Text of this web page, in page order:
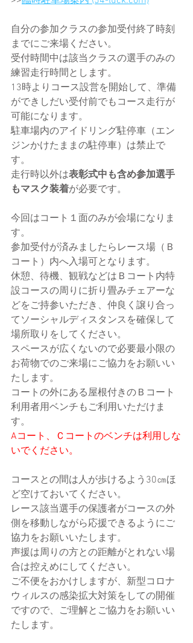
自分の参加クラスの参加受付終了時刻
までにご来場ください。
受付時間中は該当クラスの選手のみの
練習走行時間とします。
13時よりコース設営を開始して、準備
ができしだい受付前でもコース走行が
可能になります。
駐車場内のアイドリング駐停車（エン
ジンかけたままの駐停車）は禁止で
す。
走行時以外は表彰式中も含め参加選手
もマスク装着が必要です。
今回はコート１面のみが会場になりま
す。
参加受付が済みましたらレース場（Ｂ
コート）内へ入場可となります。
休憩、待機、観戦などはＢコート内特
設コースの周りに折り畳みチェアーな
どをご持参いただき、仲良く譲り合っ
てソーシャルディスタンスを確保して
場所取りをしてください。
スペースが広くないので必要最小限の
お荷物でのご来場にご協力をお願いい
たします。
コートの外にある屋根付きのＢコート
利用者用ベンチもご利用いただけま
す。
Aコート、Ｃコートのベンチは利用しな
いでください。
コースとの間は人が歩けるよう30㎝ほ
ど空けておいてください。
レース該当選手の保護者がコースの外
側を移動しながら応援できるようにご
協力をお願いいたします。
声援は周りの方との距離がとれない場
合は控えめにしてください。
ご不便をおかけしますが、新型コロナ
ウィルスの感染拡大対策をしての開催
ですので、ご理解とご協力をお願いい
たします。